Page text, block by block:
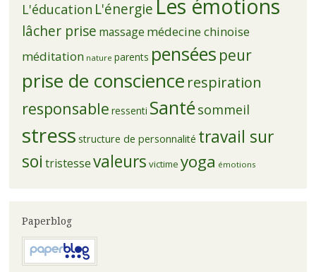
L'éducation L'énergie Les émotions
lâcher prise massage médecine chinoise
méditation nature parents pensées peur
prise de conscience respiration
responsable ressenti Santésommeil
stress structure de personnalité travail sur
soi tristessevaleurs victime yoga émotions
Paperblog